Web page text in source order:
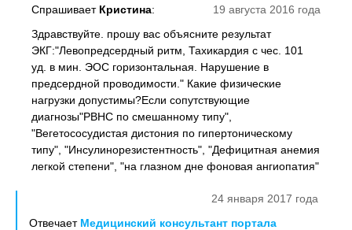
19 августа 2016 года
Спрашивает Кристина:
Здравствуйте. прошу вас объясните результат
ЭКГ:"Левопредсердный ритм, Тахикардия с чес. 101
уд. в мин. ЭОС горизонтальная. Нарушение в
предсердной проводимости." Какие физические
нагрузки допустимы?Если сопутствующие
диагнозы"РВНС по смешанному типу",
"Вегетососудистая дистония по гипертоническому
типу", "Инсулинорезистентность", "Дефицитная анемия
легкой степени", "на глазном дне фоновая ангиопатия"
24 января 2017 года
Отвечает Медицинский консультант портала